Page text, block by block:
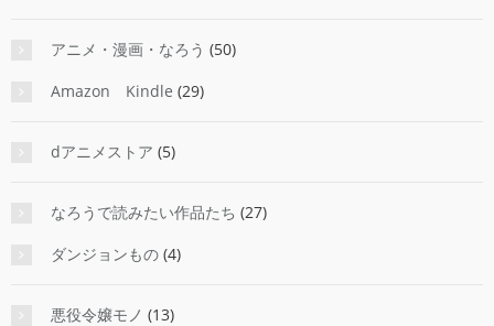
アニメ・漫画・なろう (50)
Amazon Kindle (29)
dアニメストア (5)
なろうで読みたい作品たち (27)
ダンジョンもの (4)
悪役令嬢モノ (13)